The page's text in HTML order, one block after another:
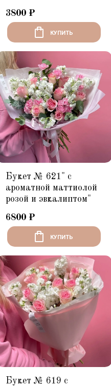
3800 ₽
КУПИТЬ
Букет № 621" с
ароматной маттиолой
розой и эвкалиптом"
6800 ₽
КУПИТЬ
Букет № 619 с